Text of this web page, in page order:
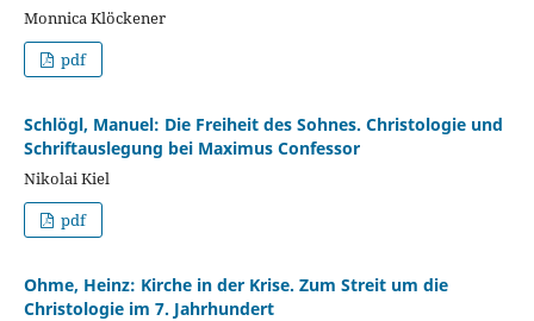
Monnica Klöckener
pdf
Schlögl, Manuel: Die Freiheit des Sohnes. Christologie und
Schriftauslegung bei Maximus Confessor
Nikolai Kiel
pdf
Ohme, Heinz: Kirche in der Krise. Zum Streit um die
Christologie im 7. Jahrhundert